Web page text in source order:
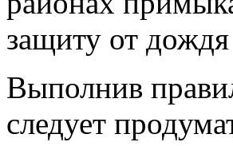
защиту от дождя
Выполнив
следует